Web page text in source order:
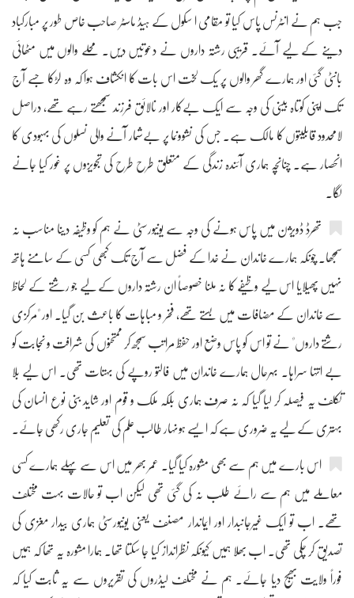
جب ہم نے انٹرنس پاس کیا تو مقامی ا سکول کے ہیڈ ماسٹر صاحب خاص طور پر مبارکباد
دینے کے لیے آئے۔ قریبی رشتہ داروں نے دعوتیں دیں۔ محلے والوں میں مٹھائی
بانٹی گئی اور ہمارے گھر والوں پر یک لخت اس بات کا انکشاف ہوا کہ وہ لڑکا جسے آج
تک اپنی کوتاہ بینی کی وجہ سے ایک بےکار اور نالائق فرزند سمجھتے رہے تھے، دراصل
لامحدود قابلیتوں کا مالک ہے۔ جس کی نشوونما پر بےشمار آنے والی نسلوں کی بہبودی کا
انحصار ہے۔ چنانچہ ہماری آئندہ زندگی کے متعلق طرح طرح کی تجویزوں پر غور کیا جانے
لگا۔
تھرڈ ڈویژن میں پاس ہونے کی وجہ سے یونیورسٹی نے ہم کو وظیفہ دینا مناسب نہ
سمجھا۔ چونکہ ہمارے خاندان نے خدا کے فضل سے آج تک کبھی کسی کے سامنے ہاتھ
نہیں پھیلایا اس لیے وظیفے کا نہ ملنا خصوصاً ان رشتہ داروں کے لیے جو رشتے کے لحاظ
سے خاندان کے مضافات میں بستے تھے، فخر و مباہات کا باعث بن گیا۔ اور "مرکزی
رشتے داروں" نے تو اس کو پاس وضع اور حفظ مراتب سمجھ کر ممتحنوں کی شرافت و نجابت کو
بے انتہا سراہا۔ بہرحال ہمارے خاندان میں فالتو روپے کی بہتات تھی۔ اس لیے بلا
تکلف یہ فیصلہ کر لیا گیا کہ نہ صرف ہماری بلکہ ملک و قوم اور شاید بنی نوع انسان کی
بہتری کے لیے یہ ضروری ہے کہ ایسے ہونہار طالب علم کی تعلیم جاری رکھی جائے۔
اس بارے میں ہم سے بھی مشورہ کیا گیا۔ عمر بھر میں اس سے پہلے ہمارے کسی
معاملے میں ہم سے رائے طلب نہ کی گئی تھی لیکن اب تو حالات بہت مختلف
تھے۔ اب تو ایک غیرجانبدار اور ایماندار مصنف یعنی یونیورسٹی ہماری بیدار مغزی کی
تصدیق کر چکی تھی۔ اب بھلا ہمیں کیونکہ نظرانداز کیا جا سکتا تھا۔ ہمارا مشورہ یہ تھا کہ ہمیں
فوراً ولایت بھیج دیا جائے۔ ہم نے مختلف لیڈروں کی تقریروں سے یہ ثابت کیا کہ